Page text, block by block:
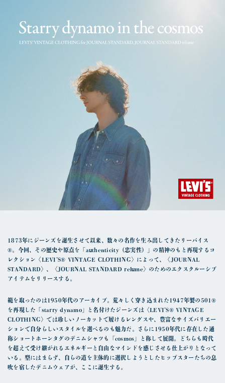
1873年にジーンズを誕生させて以来、数々の名作を生み出してきたリーバイス
®。 今回、その歴史や原点を「authenticity（忠実性）」の精神のもと再現するコ
レクション〈LEVI’S® VINTAGE CLOTHING〉によって、〈JOURNAL
STANDARD〉、〈JOURNAL STANDARD relume〉のためのエクスクルーシブ
アイテムをリリースする。
範を取ったのは1950年代のアーカイブ。荒々しく穿き込まれた1947年製の501®
を再現した「starry dynamo」と名付けたジーンズは〈LEVI’S® VINTAGE
CLOTHING〉では珍しいノーカットで履けるレングスや、豊富なサイズバリエー
ションで自分らしいスタイルを選べるのも魅力だ。さらに1950年代に存在した通
称ショートホーンタグのデニムシャツも「cosmos」と称して展開。どちらも時代
を超えて受け継がれるエネルギーと自由なマインドを感じさせる仕上がりとなって
いる。型にはまらず、自らの道を主体的に選択しようとしたヒップスターたちの息
吹を宿したデニムウェアが、ここに誕生する。